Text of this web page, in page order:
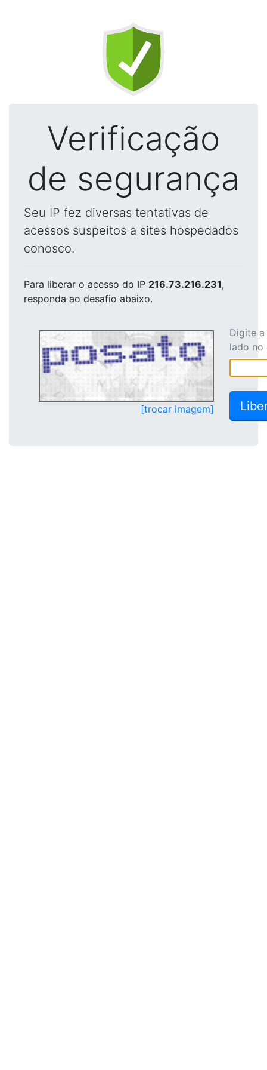
Verificação
de segurança
Seu IP fez diversas tentativas de
acessos suspeitos a sites hospedados
conosco.
Para liberar o acesso do IP 216.73.216.231,
responda ao desafio abaixo.
[trocar imagem]
Digite
lado no